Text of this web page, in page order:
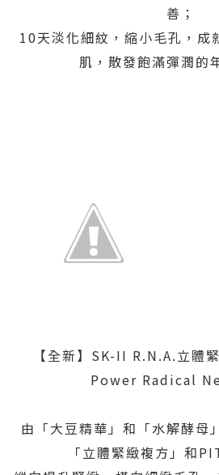
善；
10天淡化細紋，縮小毛孔，成
肌，散發飽滿彈潤的
【全新】SK-II R.N.A.立體
Power Radical
由「大豆精華」和「水解酵母
「立體緊緻複方」和